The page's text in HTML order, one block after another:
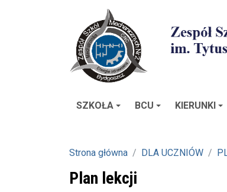
SZKOŁA BCU KIERUNKI
Strona główna DLA UCZNIÓW
Plan lekcji